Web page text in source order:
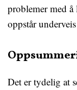
problemer med å
oppstår
Det er tydelig at